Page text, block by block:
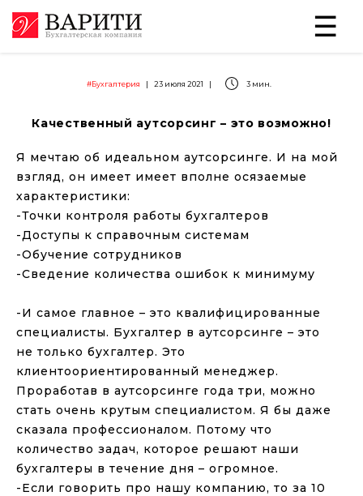
#Бухгалтерия | 23 июля 2021 | 3 мин.
Качественный аутсорсинг – это возможно!
Я мечтаю об идеальном аутсорсинге. И на мой
взгляд, он имеет имеет вполне осязаемые
характеристики:
-Точки контроля работы бухгалтеров
-Доступы к справочным системам
-Обучение сотрудников
-Сведение количества ошибок к минимуму
-И самое главное – это квалифицированные
специалисты. Бухгалтер в аутсорсинге – это
не только бухгалтер. Это
клиентоориентированный менеджер.
Проработав в аутсорсинге года три, можно
стать очень крутым специалистом. Я бы даже
сказала профессионалом. Потому что
количество задач, которое решают наши
бухгалтеры в течение дня – огромное.
-Если говорить про нашу компанию, то за 10